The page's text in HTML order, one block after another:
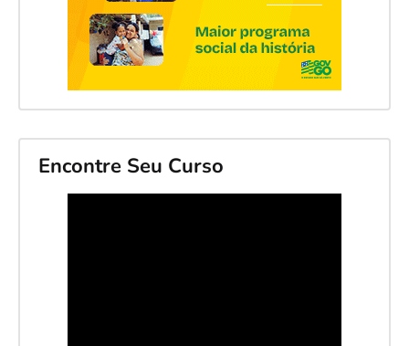
Encontre Seu Curso